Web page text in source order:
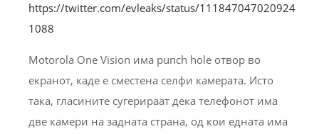
https://twitter.com/evleaks/status/111847047020924
1088
Motorola One Vision има punch hole отвор во
екранот, каде е сместена селфи камерата. Исто
така, гласините сугерираат дека телефонот има
две камери на задната страна, од кои едната има